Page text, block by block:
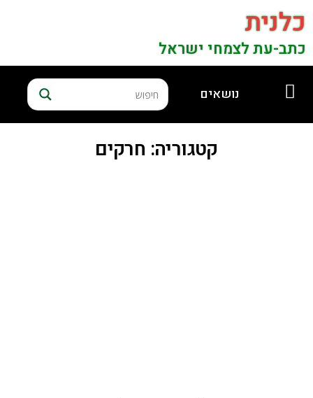
כלנית
כתב-עת לצמחי ישראל
נושאים
קטגוריה: חרקים